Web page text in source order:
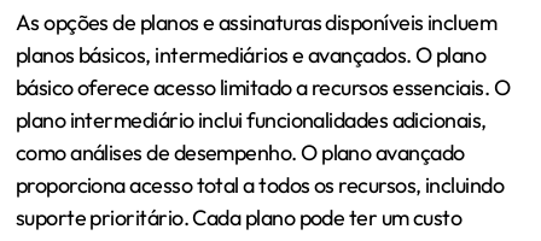
As opções de planos e assinaturas disponíveis incluem
planos básicos, intermediários e avançados. O plano
básico oferece acesso limitado a recursos essenciais. O
plano intermediário inclui funcionalidades adicionais,
como análises de desempenho. O plano avançado
proporciona acesso total a todos os recursos, incluindo
suporte prioritário. Cada plano pode ter um custo